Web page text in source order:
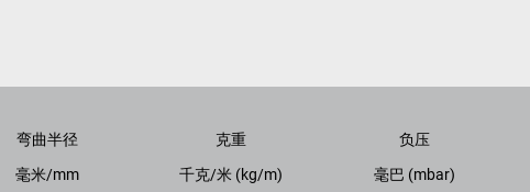
弯曲半径
毫米/mm
克重
千克/米 (kg/m)
负压
毫巴 (mbar)